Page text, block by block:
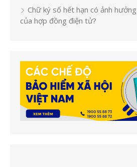
Chữ ký số hết hạn có ảnh
của hợp đồng điện tử?